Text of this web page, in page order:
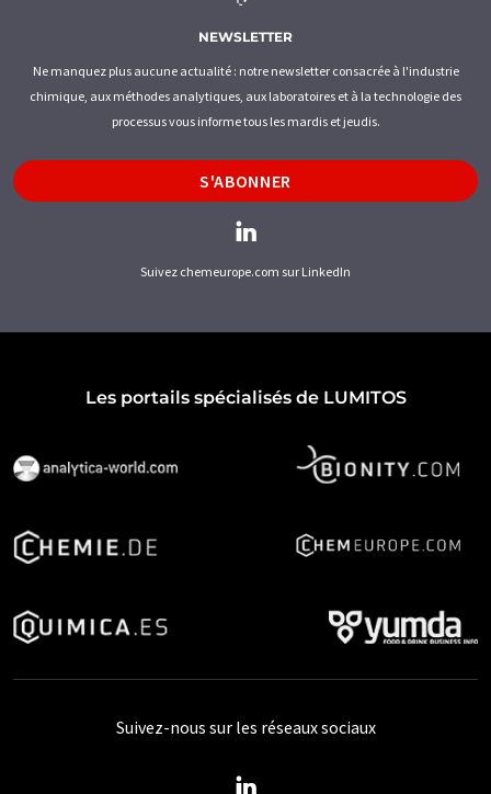
NEWSLETTER
Ne manquez plus aucune actualité : notre newsletter consacrée à l'industrie
chimique, aux méthodes analytiques, aux laboratoires et à la technologie des
processus vous informe tous les mardis et jeudis.
S'ABONNER
Suivez chemeurope.com sur LinkedIn
Les portails spécialisés de LUMITOS
Suivez-nous sur les réseaux sociaux